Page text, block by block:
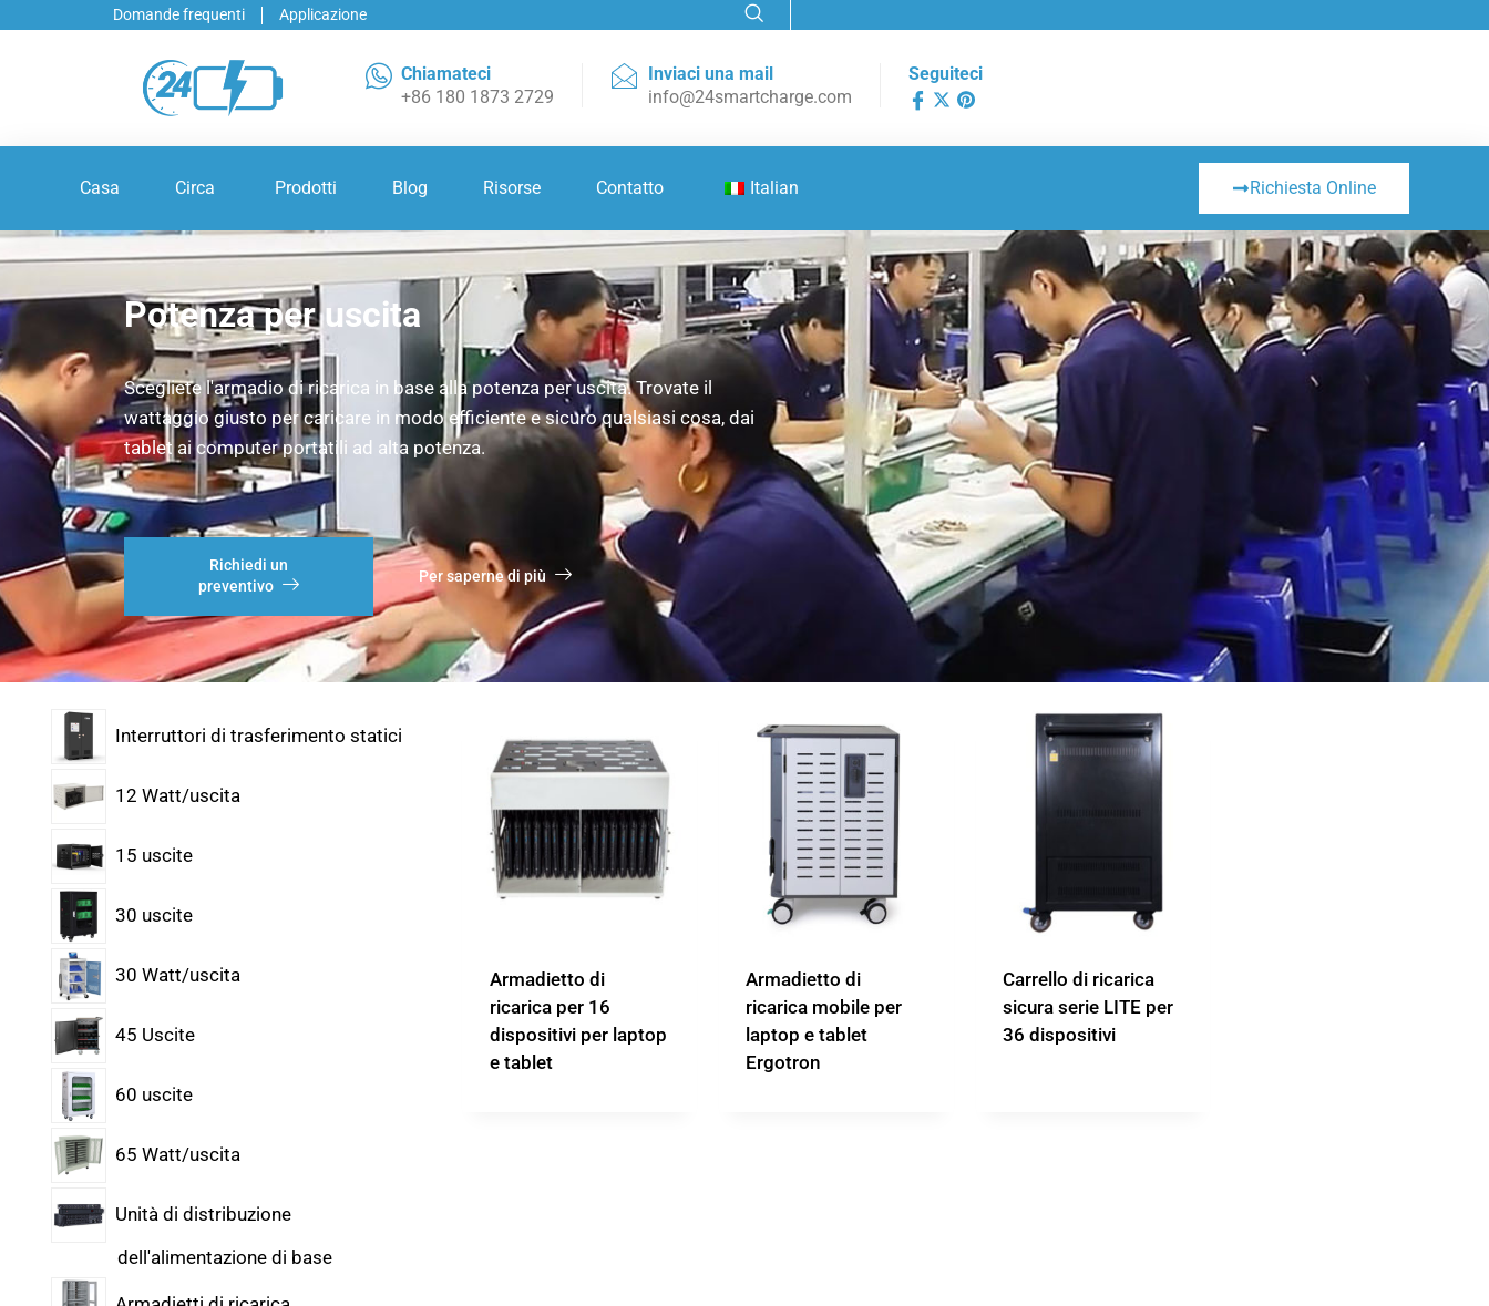
Domande frequenti Applicazione
Chiamateci
+86 180 1873 2729
Inviaci una mail
info@24smartcharge.com
Seguiteci
Casa Circa Prodotti Blog Risorse Contatto Italian Richiesta Online
Potenza per uscita
Scegliete l'armadio di ricarica in base alla potenza per uscita. Trovate il
wattaggio giusto per caricare in modo efficiente e sicuro qualsiasi cosa, dai
tablet ai computer portatili ad alta potenza.
Richiedi un
preventivo
Per saperne di più
Interruttori di trasferimento statici
12 Watt/uscita
15 uscite
30 uscite
30 Watt/uscita
45 Uscite
60 uscite
65 Watt/uscita
Unità di distribuzione
dell'alimentazione di base
Armadietto di
ricarica per 16
dispositivi per laptop
e tablet
Armadietto di
ricarica mobile per
laptop e tablet
Ergotron
Carrello di ricarica
sicura serie LITE per
36 dispositivi